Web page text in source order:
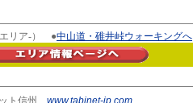
リア-） ●中山道・碓井峠ウォーキングへ
ト信州 www.tabinet-jp.com